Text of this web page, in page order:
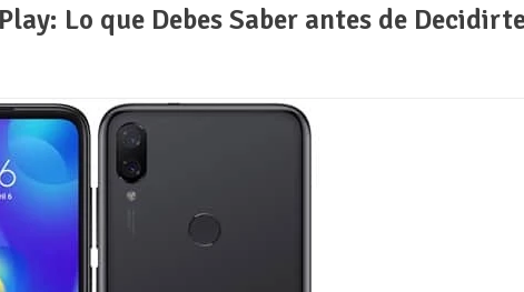
Lo que Debes Saber antes de